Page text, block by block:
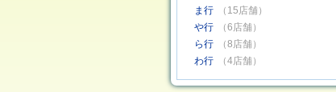
ま行
（15店舗）
や行
（6店舗）
ら行
（8店舗）
わ行
（4店舗）